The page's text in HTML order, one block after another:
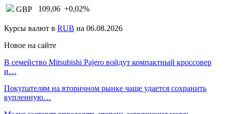
GBP
109,06 +0,02%
Курсы валют в RUB на 06.08.2026
Новое на сайте
В семейство Mitsubishi Pajero войдут компактный кроссовер
и…
Покупателям на вторичном рынке чаще удается сохранить
купленную…